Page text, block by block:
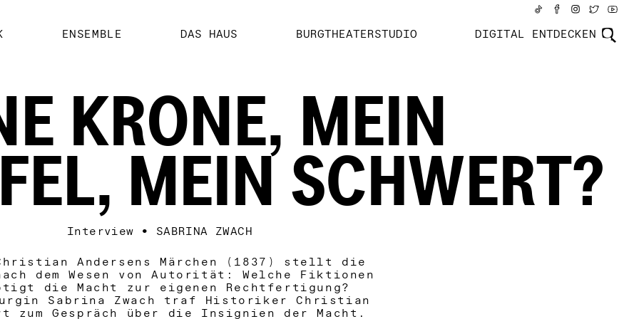
ENSEMBLE DAS HAUS BURGTHEATERSTUDIO DIGITAL ENTDECKEN
KRONE, MEIN
MEIN SCHWERT?
Interview • SABRINA ZWACH
Andersens Märchen (1837) stellt die
dem Wesen von Autorität: Welche Fiktionen
die Macht zur eigenen Rechtfertigung?
Sabrina Zwach traf Historiker Christian
zum Gespräch über die Insignien der Macht.